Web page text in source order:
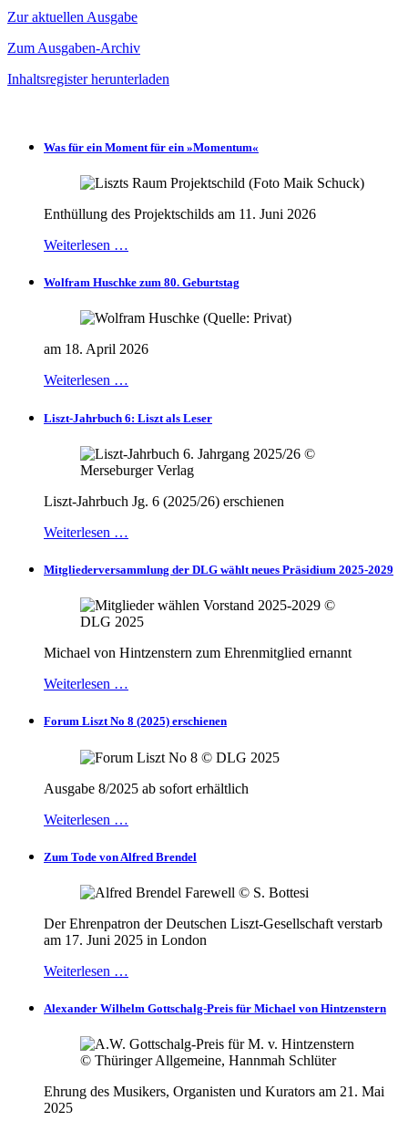
Zur aktuellen Ausgabe
Zum Ausgaben-Archiv
Inhaltsregister herunterladen
Was für ein Moment für ein »Momentum«
Enthüllung des Projektschilds am 11. Juni 2026
Weiterlesen …
Wolfram Huschke zum 80. Geburtstag
am 18. April 2026
Weiterlesen …
Liszt-Jahrbuch 6: Liszt als Leser
Liszt-Jahrbuch Jg. 6 (2025/26) erschienen
Weiterlesen …
Mitgliederversammlung der DLG wählt neues Präsidium 2025-2029
Michael von Hintzenstern zum Ehrenmitglied ernannt
Weiterlesen …
Forum Liszt No 8 (2025) erschienen
Ausgabe 8/2025 ab sofort erhältlich
Weiterlesen …
Zum Tode von Alfred Brendel
Der Ehrenpatron der Deutschen Liszt-Gesellschaft verstarb
am 17. Juni 2025 in London
Weiterlesen …
Alexander Wilhelm Gottschalg-Preis für Michael von Hintzenstern
Ehrung des Musikers, Organisten und Kurators am 21. Mai
2025